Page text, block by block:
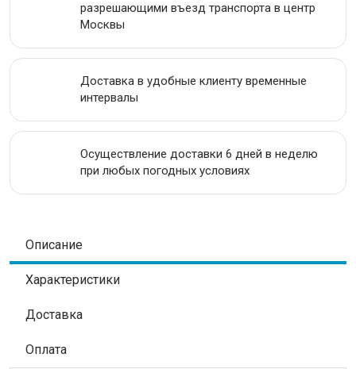
разрешающими въезд транспорта в центр
Москвы
Доставка в удобные клиенту временные
интервалы
Осуществление доставки 6 дней в неделю
при любых погодных условиях
Описание
Характеристики
Доставка
Оплата